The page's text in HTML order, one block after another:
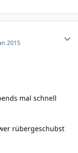
2015
mal schnell
rübergeschubst